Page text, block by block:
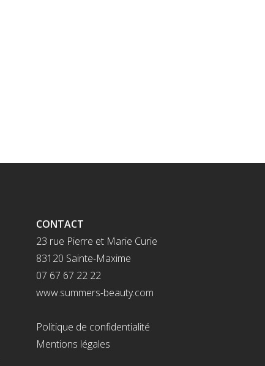
CONTACT
23 rue Pierre et Marie Curie
83120 Sainte-Maxime
07 67 67 22 22
www.summers-beauty.com
Politique de confidentialité
Mentions légales